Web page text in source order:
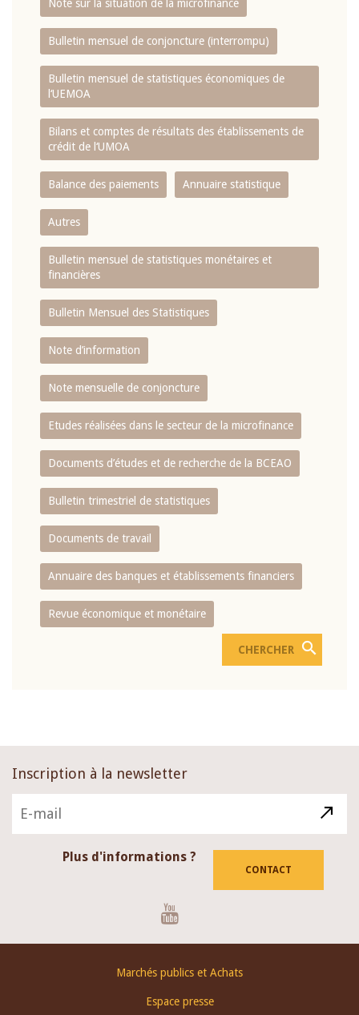
Note sur la situation de la microfinance
Bulletin mensuel de conjoncture (interrompu)
Bulletin mensuel de statistiques économiques de
l‘UEMOA
Bilans et comptes de résultats des établissements de
crédit de l‘UMOA
Balance des paiements Annuaire statistique
Autres
Bulletin mensuel de statistiques monétaires et
financières
Bulletin Mensuel des Statistiques
Note d’information
Note mensuelle de conjoncture
Etudes réalisées dans le secteur de la microfinance
Documents d’études et de recherche de la BCEAO
Bulletin trimestriel de statistiques
Documents de travail
Annuaire des banques et établissements financiers
Revue économique et monétaire
Inscription à la newsletter
Plus d'informations ?
CONTACT
Marchés publics et Achats
Espace presse